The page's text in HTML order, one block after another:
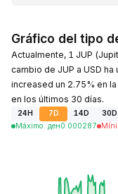
Gráfico del tipo
Actualmente, 1 JUP
cambio de JUP a USD
increased un 2.75% en
en los últimos 30 días.
24H 7D 14D 30D
Máximo: ден0.000287